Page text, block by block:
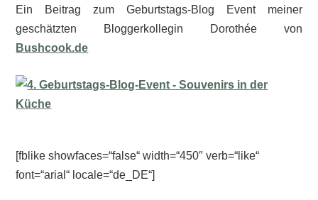
Ein Beitrag zum Geburtstags-Blog Event meiner
geschätzten Bloggerkollegin Dorothée von
Bushcook.de
[fblike showfaces=“false“ width=“450″ verb=“like“
font=“arial“ locale=“de_DE“]